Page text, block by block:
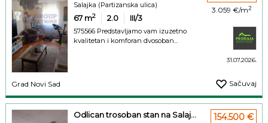
Salajka (Partizanska ulica)
67 m2 2.0 III/3
575566 Predstavljamo vam izuzetno
kvalitetan i komforan dvosoban...
3.059 €/m2
31.07.2026.
Grad Novi Sad Sačuvaj
Odlican trosoban stan na Salaj... 154.500 €